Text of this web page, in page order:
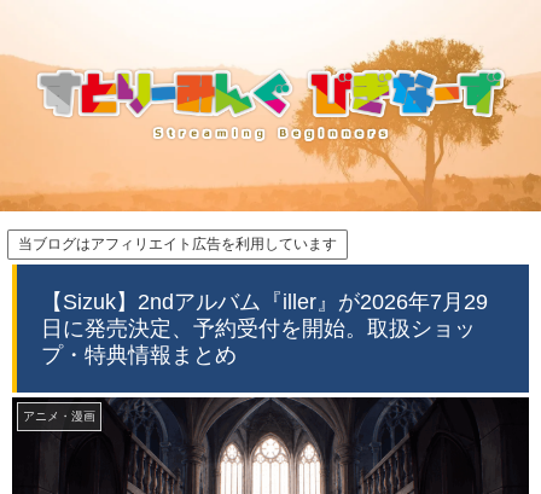
当ブログはアフィリエイト広告を利用しています
【Sizuk】2ndアルバム『iller』が2026年7月29
日に発売決定、予約受付を開始。取扱ショッ
プ・特典情報まとめ
アニメ・漫画